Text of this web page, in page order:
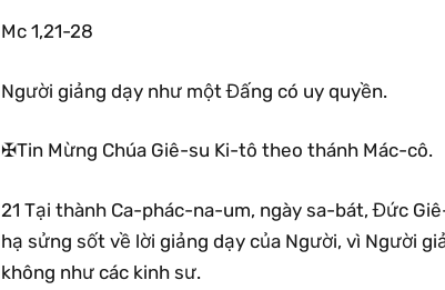
Mc 1,21-28
Người giảng dạy như một Đấng có uy quyền.
✠Tin Mừng Chúa Giê-su Ki-tô theo thánh Mác-cô.
21 Tại thành Ca-phác-na-um, ngày sa-bát, Đức
hạ sửng sốt về lời giảng dạy của Người, vì Người
không như các kinh sư.